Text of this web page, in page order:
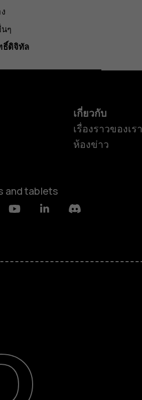
ๆ
ธิ์ดิจิทัล
and tablets
เกี่ยวกับ
เรื่องราวของเรา
ห้องข่าว
YoutubeLinkedinDiscord